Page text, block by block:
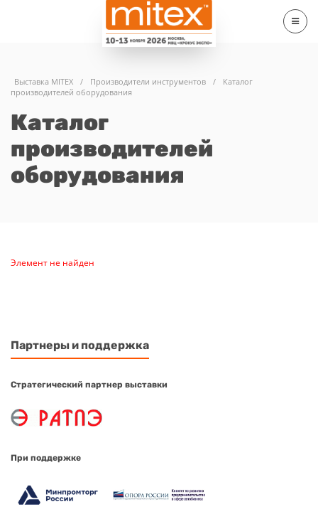
Выставка MITEX / Производители инструментов /
Каталог
производителей оборудования
Каталог
производителей
оборудования
Элемент не найден
Партнеры и поддержка
Стратегический партнер выставки
При поддержке